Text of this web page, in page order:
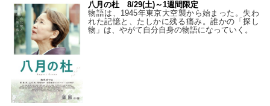
八月の杜 8/29(土)～1週間限定
物語は、1945年東京大空襲から始まった。失わ
れた記憶と、たしかに残る痛み。誰かの「探し
物」は、やがて自分自身の物語になっていく。